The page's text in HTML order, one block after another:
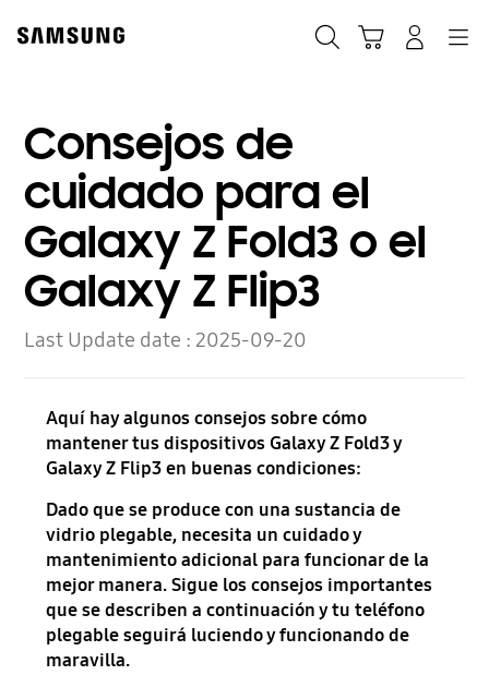
content
Consejos de
cuidado para el
Galaxy Z Fold3 o el
Galaxy Z Flip3
Last Update date :2025-09-20
Aquí hay algunos consejos sobre cómo
mantener tus dispositivos Galaxy Z Fold3 y
Galaxy Z Flip3 en buenas condiciones:
Dado que se produce con una sustancia de
vidrio plegable, necesita un cuidado y
mantenimiento adicional para funcionar de la
mejor manera. Sigue los consejos importantes
que se describen a continuación y tu teléfono
plegable seguirá luciendo y funcionando de
maravilla.